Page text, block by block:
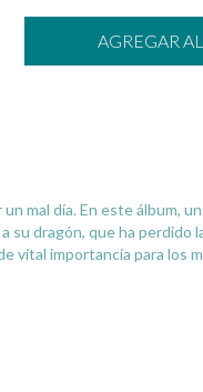
mal día. En este álbum,
su dragón, que ha
vital importancia para los